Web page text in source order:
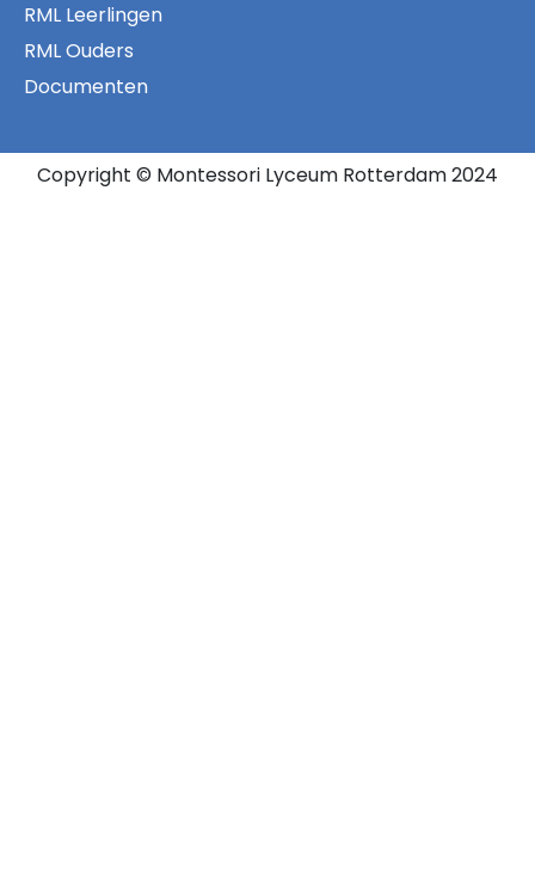
RML Leerlingen
RML Ouders
Documenten
Copyright © Montessori Lyceum Rotterdam 2024